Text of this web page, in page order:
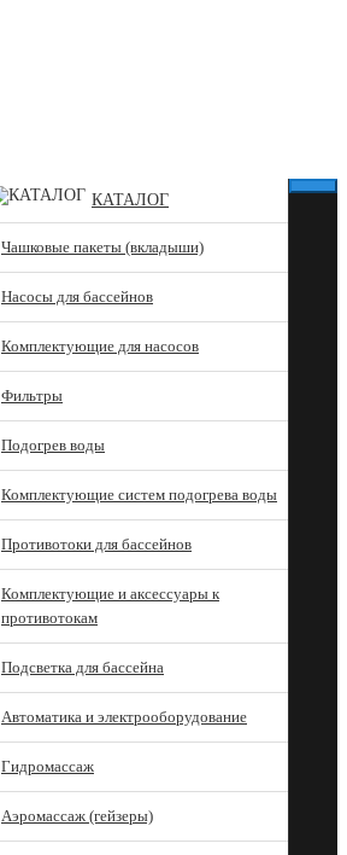
КАТАЛОГ
Чашковые пакеты (вкладыши)
Насосы для бассейнов
Комплектующие для насосов
Фильтры
Подогрев воды
Комплектующие систем подогрева воды
Противотоки для бассейнов
Комплектующие и аксессуары к
противотокам
Подсветка для бассейна
Автоматика и электрооборудование
Гидромассаж
Аэромассаж (гейзеры)